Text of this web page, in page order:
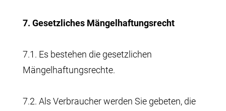
7. Gesetzliches Mängelhaftungsrecht
7.1. Es bestehen die gesetzlichen
Mängelhaftungsrechte.
7.2. Als Verbraucher werden Sie gebeten, die